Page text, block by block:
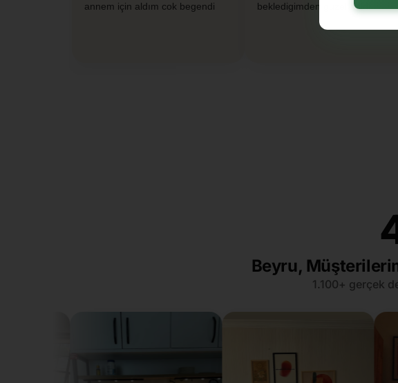
annem için aldım cok begendi bekledigimden guzel geldi
Beyru,
1.100+ gerçek